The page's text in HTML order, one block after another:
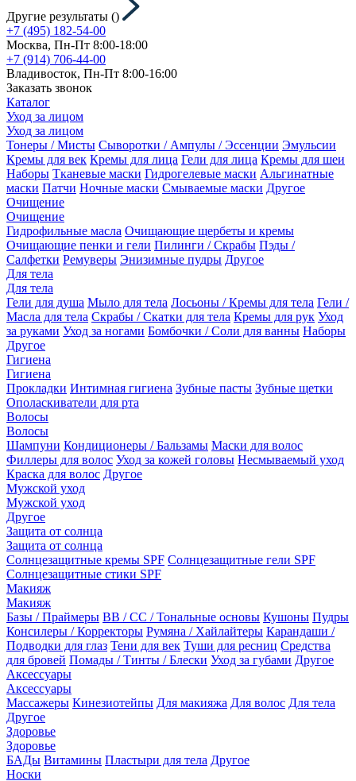
Другие результаты ()
+7 (495) 182-54-00
Москва, Пн-Пт 8:00-18:00
+7 (914) 706-44-00
Владивосток, Пн-Пт 8:00-16:00
Заказать звонок
Каталог
Уход за лицом
Уход за лицом
Тонеры / Мисты Сыворотки / Ампулы / Эссенции Эмульсии
Кремы для век Кремы для лица Гели для лица Кремы для шеи
Наборы Тканевые маски Гидрогелевые маски Альгинатные
маски Патчи Ночные маски Смываемые маски Другое
Очищение
Очищение
Гидрофильные масла Очищающие щербеты и кремы
Очищающие пенки и гели Пилинги / Скрабы Пэды /
Салфетки Ремуверы Энизимные пудры Другое
Для тела
Для тела
Гели для душа Мыло для тела Лосьоны / Кремы для тела Гели /
Масла для тела Скрабы / Скатки для тела Кремы для рук Уход
за руками Уход за ногами Бомбочки / Соли для ванны Наборы
Другое
Гигиена
Гигиена
Прокладки Интимная гигиена Зубные пасты Зубные щетки
Ополаскиватели для рта
Волосы
Волосы
Шампуни Кондиционеры / Бальзамы Маски для волос
Филлеры для волос Уход за кожей головы Несмываемый уход
Краска для волос Другое
Мужской уход
Мужской уход
Другое
Защита от солнца
Защита от солнца
Солнцезащитные кремы SPF Солнцезащитные гели SPF
Солнцезащитные стики SPF
Макияж
Макияж
Базы / Праймеры BB / CC / Тональные основы Кушоны Пудры
Консилеры / Корректоры Румяна / Хайлайтеры Карандаши /
Подводки для глаз Тени для век Туши для ресниц Средства
для бровей Помады / Тинты / Блески Уход за губами Другое
Аксессуары
Аксессуары
Массажеры Кинезиотейпы Для макияжа Для волос Для тела
Другое
Здоровье
Здоровье
БАДы Витамины Пластыри для тела Другое
Носки